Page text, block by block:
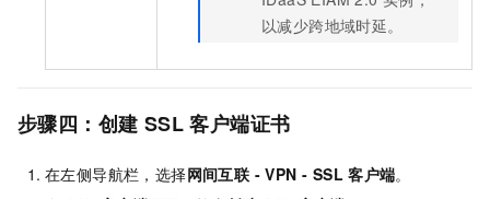
以减少跨地域时延。
步骤四：创建 SSL 客户端证书
在左侧导航栏，选择网间互联 - VPN - SSL 客户端。